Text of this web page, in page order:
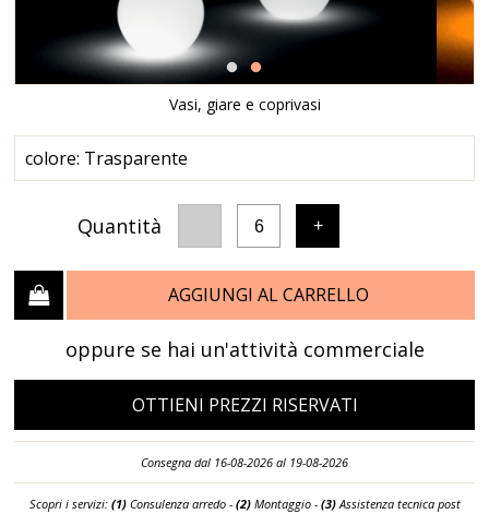
Vasi, giare e coprivasi
colore: Trasparente
Quantità 6 +
AGGIUNGI AL CARRELLO
oppure se hai un'attività commerciale
OTTIENI PREZZI RISERVATI
Consegna dal 16-08-2026 al 19-08-2026
Scopri i servizi: (1)Consulenza arredo - (2)Montaggio - (3)Assistenza tecnica post